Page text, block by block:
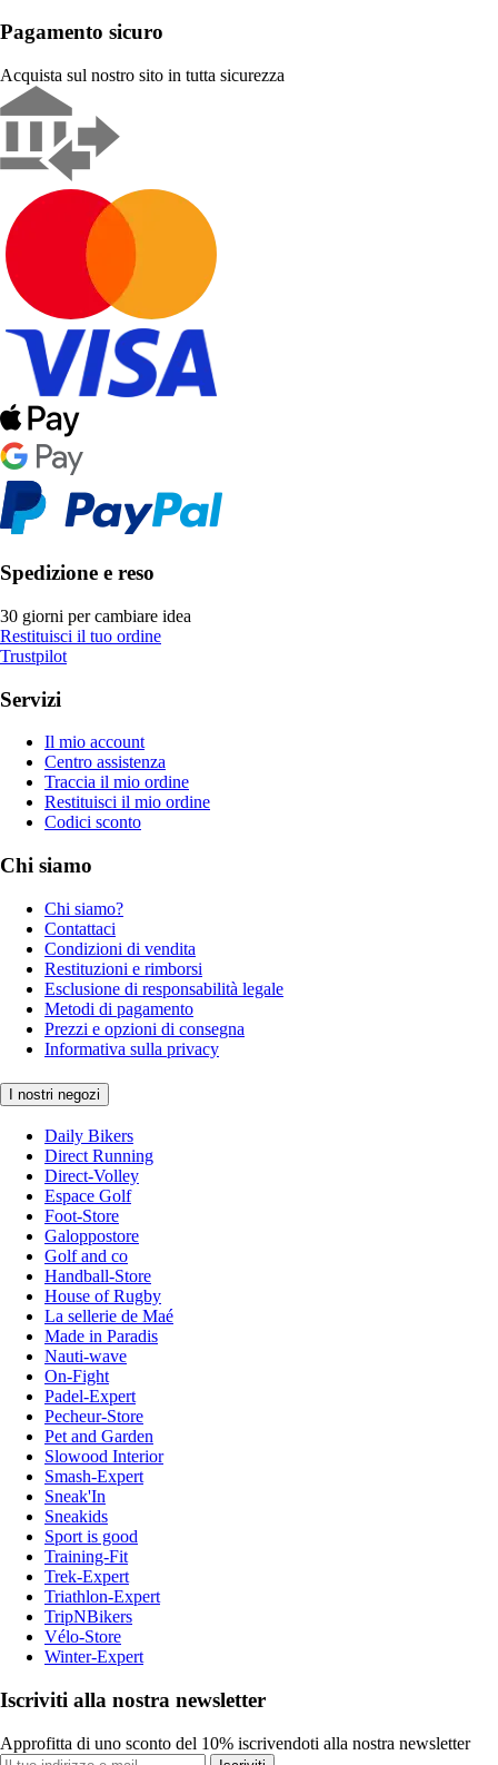
Pagamento sicuro
Acquista sul nostro sito in tutta sicurezza
Spedizione e reso
30 giorni per cambiare idea
Restituisci il tuo ordine
Trustpilot
Servizi
Il mio account
Centro assistenza
Traccia il mio ordine
Restituisci il mio ordine
Codici sconto
Chi siamo
Chi siamo?
Contattaci
Condizioni di vendita
Restituzioni e rimborsi
Esclusione di responsabilità legale
Metodi di pagamento
Prezzi e opzioni di consegna
Informativa sulla privacy
I nostri negozi
Daily Bikers
Direct Running
Direct-Volley
Espace Golf
Foot-Store
Galoppostore
Golf and co
Handball-Store
House of Rugby
La sellerie de Maé
Made in Paradis
Nauti-wave
On-Fight
Padel-Expert
Pecheur-Store
Pet and Garden
Slowood Interior
Smash-Expert
Sneak'In
Sneakids
Sport is good
Training-Fit
Trek-Expert
Triathlon-Expert
TripNBikers
Vélo-Store
Winter-Expert
Iscriviti alla nostra newsletter
Approfitta di uno sconto del 10% iscrivendoti alla nostra newsletter